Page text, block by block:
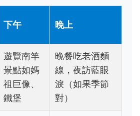
下午 晚上
遊覽南竿
景點如媽
祖巨像、
鐵堡
晚餐吃老酒麵
線，夜訪藍眼
淚（如果季節
對）